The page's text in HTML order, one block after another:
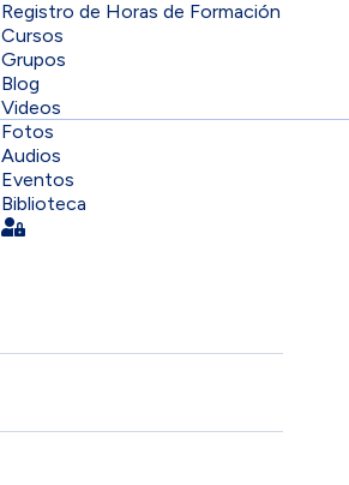
Registro de Horas de Formación
Cursos
Grupos
Blog
Videos
Fotos
Audios
Eventos
Biblioteca
Sign In